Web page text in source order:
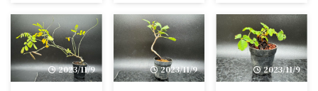
2023/11/9 2023/11/9 2023/11/9